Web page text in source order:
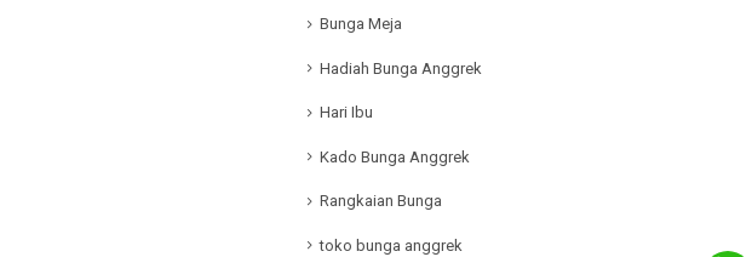
Bunga Meja
Hadiah Bunga Anggrek
Hari Ibu
Kado Bunga Anggrek
Rangkaian Bunga
toko bunga anggrek